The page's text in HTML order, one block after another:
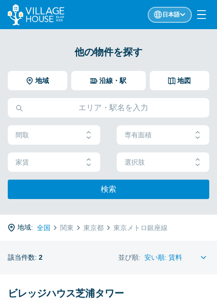
日本語
他の物件を探す
地域 地図
沿線・駅
間取 専有面積
家賃 選択肢
検索
地域: 全国 関東 東京都 東京メトロ銀座線
該当件数: 2 並び順:
ビレッジハウス芝浦タワー